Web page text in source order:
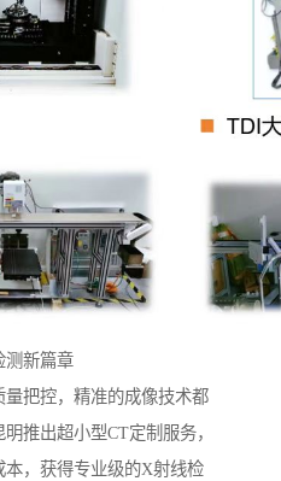
测新篇章
把控，精准的成像技术都
推出超小型CT定制服务，
本，获得专业级的X射线检